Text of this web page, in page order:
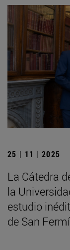
25 | 11 | 2025
La Cátedra
la
estudio
de San